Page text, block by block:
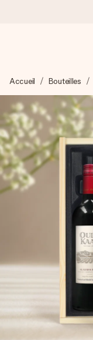
Nous préparons
en un éclair –
quand cela compte
4,8 (sur la
Nos cadeaux sont
une note de 4,8
pays où nous
Carte de
Créez quelque
son prénom,
Sans
Accueil Bouteilles